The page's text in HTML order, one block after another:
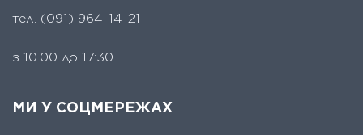
тел. (091) 964-14-21
з 10.00 до 17:30
МИ У СОЦМЕРЕЖАХ